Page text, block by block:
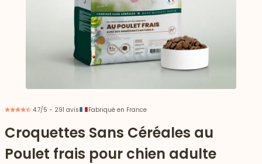
4.7/5 - 291 avis Fabriqué en France
Croquettes Sans Céréales au
Poulet frais pour chien adulte